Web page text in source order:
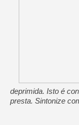
deprimida. Isto é
presta. Sintonize